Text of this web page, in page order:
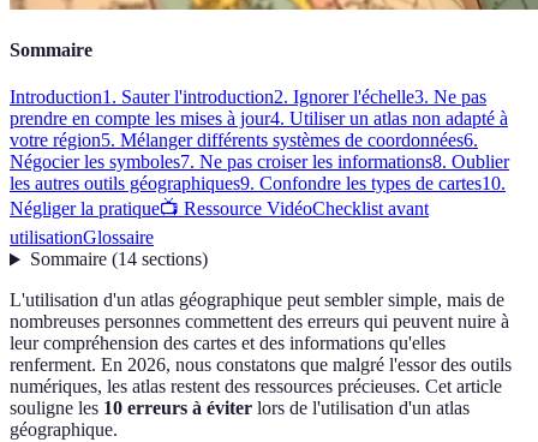
Sommaire
Introduction1. Sauter l'introduction2. Ignorer l'échelle3. Ne pas
prendre en compte les mises à jour4. Utiliser un atlas non adapté à
votre région5. Mélanger différents systèmes de coordonnées6.
Négocier les symboles7. Ne pas croiser les informations8. Oublier
les autres outils géographiques9. Confondre les types de cartes10.
Négliger la pratique📺 Ressource VidéoChecklist avant
utilisationGlossaire
Sommaire(14 sections)
L'utilisation d'un atlas géographique peut sembler simple, mais de
nombreuses personnes commettent des erreurs qui peuvent nuire à
leur compréhension des cartes et des informations qu'elles
renferment. En 2026, nous constatons que malgré l'essor des outils
numériques, les atlas restent des ressources précieuses. Cet article
souligne les 10 erreurs à éviter lors de l'utilisation d'un atlas
géographique.